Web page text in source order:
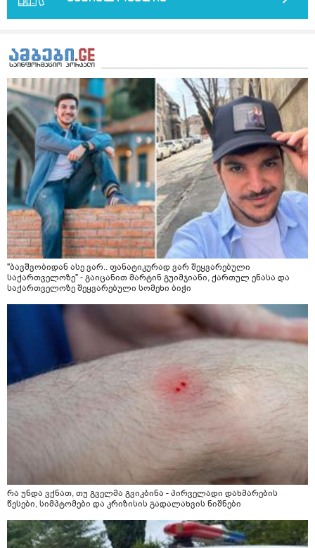
ისებ ასე ვარ თავბრუხვევებით და როგორ მოვიქცეე
არვიცი ბოდიში ცოყა არულად მიწერია
"ბავშვობიდან ასე ვარ.. ფანატიკურად ვარ შეყვარებული
საქართველოზე" - გაიცანით მარტინ გუიმჯიანი, ქართულ ენასა და
საქართველოზე შეყვარებული სომეხი ბიჭი
რა უნდა ვქნათ, თუ გველმა გვიკბინა - პირველადი დახმარების
წესები, სიმპტომები და კრიზისის გადალახვის ნიშნები